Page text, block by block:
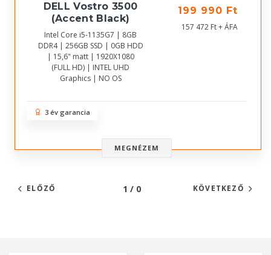
DELL Vostro 3500
(Accent Black)
Intel Core i5-1135G7 | 8GB
DDR4 | 256GB SSD | 0GB HDD
| 15,6" matt | 1920X1080
(FULL HD) | INTEL UHD
Graphics | NO OS
199 990 Ft
157 472 Ft + ÁFA
3 év garancia
MEGNÉZEM
ELŐZŐ 1 / 0 KÖVETKEZŐ